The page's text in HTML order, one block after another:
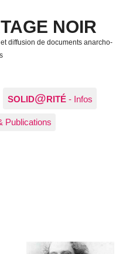
NOIR
diffusion de documents anarcho-
SOLID@RITÉ - Infos
Publications